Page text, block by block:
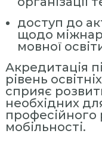
доступ до
щодо
мовної
Акредитація
рівень
сприяє
необхідних
професійного
мобільності.